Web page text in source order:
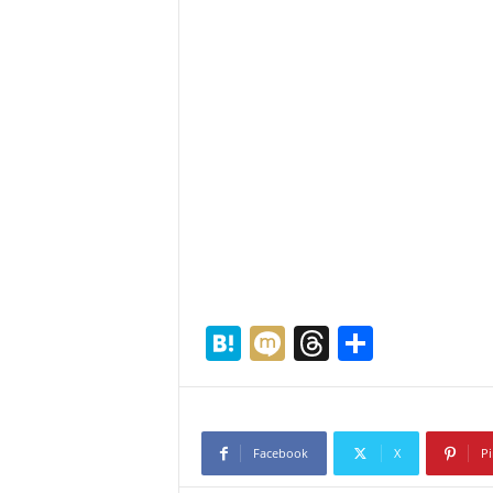
H
at
n
a
M
ixi
T
hr
d
有
Facebook X